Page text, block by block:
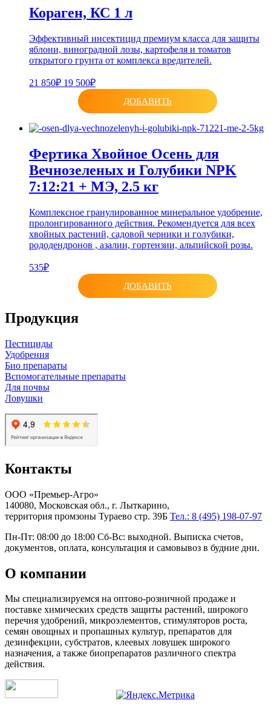
Кораген, КС 1 л
Эффективный инсектицид премиум класса для защиты
яблони, виноградной лозы, картофеля и томатов
открытого грунта от комплекса вредителей.
21 850₽ 19 500₽
ДОБАВИТЬ
Фертика Хвойное Осень для
Вечнозеленых и Голубики NPK
7:12:21 + МЭ, 2.5 кг
Комплексное гранулированное минеральное удобрение,
пролонгированного действия. Рекомендуется для всех
хвойных растений, садовой черники и голубики,
рододендронов , азалии, гортензии, альпийской розы.
535₽
ДОБАВИТЬ
Продукция
Пестициды
Удобрения
Био препараты
Вспомогательные препараты
Для почвы
Ловушки
Контакты
ООО «Премьер-Агро»
140080, Московская обл., г. Лыткарино,
территория промзоны Тураево стр. 39Б Тел.: 8 (495) 198-07-97
Пн-Пт: 08:00 до 18:00 Сб-Вс: выходной. Выписка счетов,
документов, оплата, консультация и самовывоз в будние дни.
О компании
Мы специализируемся на оптово-розничной продаже и
поставке химических средств защиты растений, широкого
перечня удобрений, микроэлементов, стимуляторов роста,
семян овощных и пропашных культур, препаратов для
дезинфекции, субстратов, клеевых ловушек широкого
назначения, а также биопрепаратов различного спектра
действия.